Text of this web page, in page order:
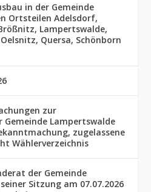
in der Gemeinde
Ortsteilen Adelsdorf,
Lampertswalde,
Quersa, Schönborn
zur
Lampertswalde
zugelassene
Wählerverzeichnis
der Gemeinde
Sitzung am 07.07.2026